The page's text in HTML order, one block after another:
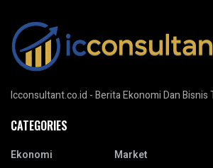
Icconsultant.co.id - Berita Ekonomi Dan Bisnis
CATEGORIES
Ekonomi
Market